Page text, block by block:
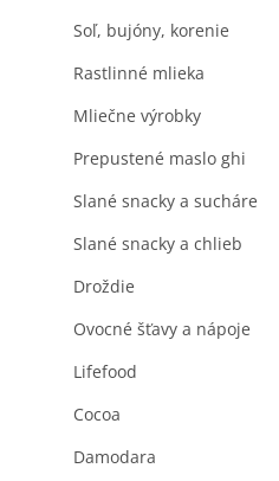
Soľ, bujóny, korenie
Rastlinné mlieka
Mliečne výrobky
Prepustené maslo ghi
Slané snacky a sucháre
Slané snacky a chlieb
Droždie
Ovocné šťavy a nápoje
Lifefood
Cocoa
Damodara